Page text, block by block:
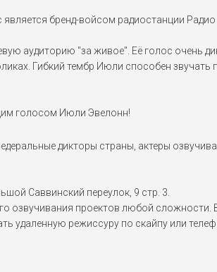
бренд-войсом радиостанции
аудиторию "за живое". Её голос очень
Гибкий тембр Июли способен звучать
голосом Июли Эвелонн!
дикторы страны, актеры
Саввинский переулок, 9 стр. 3.
проектов любой сложности.
удаленную режиссуру по скайпу или